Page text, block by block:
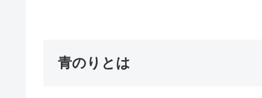
青のりとは